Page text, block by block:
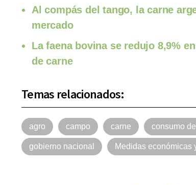
Al compás del tango, la carne
mercado
La faena bovina se redujo 8,9%
de carne
Temas relacionados:
agro campo carne consumo
gobierno nacional Medidas económicas